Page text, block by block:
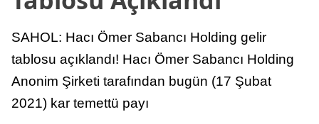
SAHOL: Hacı Ömer Sabancı Holding gelir
tablosu açıklandı! Hacı Ömer Sabancı Holding
Anonim Şirketi tarafından bugün (17 Şubat
2021) kar temettü payı